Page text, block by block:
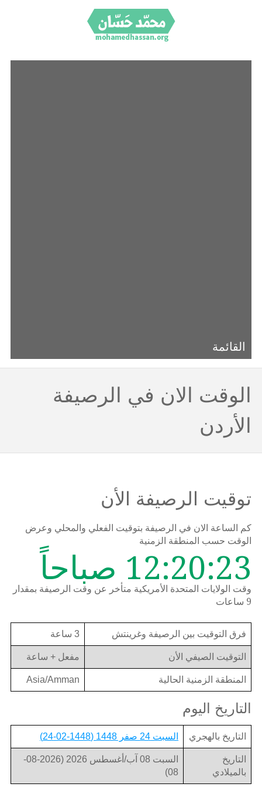
القائمة
الوقت الان في الرصيفة
الأردن
توقيت الرصيفة الأن
كم الساعة الان في الرصيفة بتوقيت الفعلي والمحلي وعرض
الوقت حسب المنطقة الزمنية
12:20:23 صباحاً
وقت الولايات المتحدة الأمريكية متأخر عن وقت الرصيفة بمقدار
9 ساعات
فرق التوقيت بين الرصيفة وغرينتش 3 ساعة
التوقيت الصيفي الأن مفعل + ساعة
المنطقة الزمنية الحالية Asia/Amman
التاريخ اليوم
التاريخ بالهجري السبت 24 صفر 1448 (1448-02-24)
التاريخ
بالميلادي
السبت 08 آب/أغسطس 2026 (2026-08-
08)